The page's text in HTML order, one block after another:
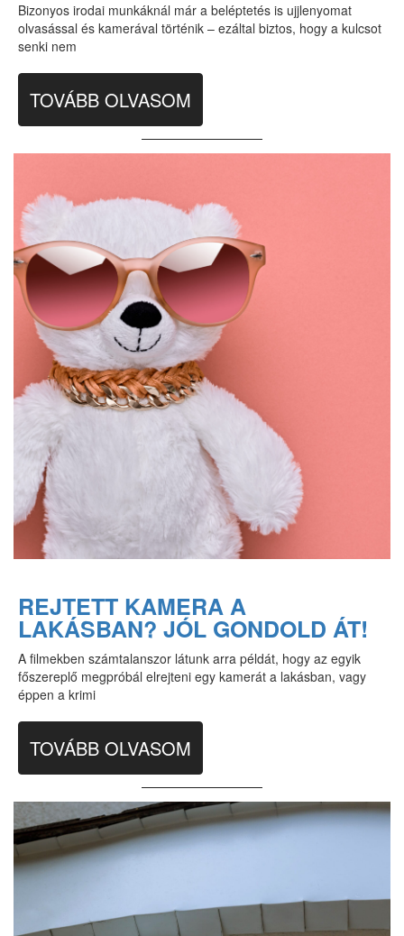
Bizonyos irodai munkáknál már a beléptetés is ujjlenyomat
olvasással és kamerával történik – ezáltal biztos, hogy a kulcsot
senki nem
TOVÁBB OLVASOM
REJTETT KAMERA A
LAKÁSBAN? JÓL GONDOLD ÁT!
A filmekben számtalanszor látunk arra példát, hogy az egyik
főszereplő megpróbál elrejteni egy kamerát a lakásban, vagy
éppen a krimi
TOVÁBB OLVASOM